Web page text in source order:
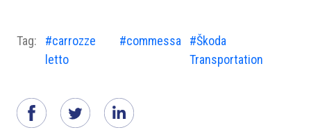
Tag:
#carrozze
letto
#commessa
#Škoda
Transportation